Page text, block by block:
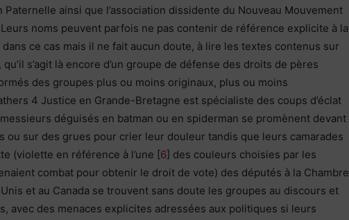
ainsi que l’association dissidente du Nouveau Mouvement
noms peuvent parfois ne pas contenir de référence explicite à la
ce cas mais il ne fait aucun doute, à lire les textes contenus sur
s’agit là encore d’un groupe de défense des droits de pères
des groupes plus ou moins originaux, plus ou moins
4 Justice en Grande-Bretagne est spécialiste des coups d’éclat
messieurs déguisés en batman ou en spiderman se promènent devant
ou sur des grues pour crier leur douleur tandis que leurs camarades
(violette en référence à l’une [6] des couleurs choisies par les
combat pour obtenir le droit de vote) des députés à la Chambre
et au Canada se trouvent sans doute les groupes au discours et
avec des menaces explicites adressées aux politiques si leurs